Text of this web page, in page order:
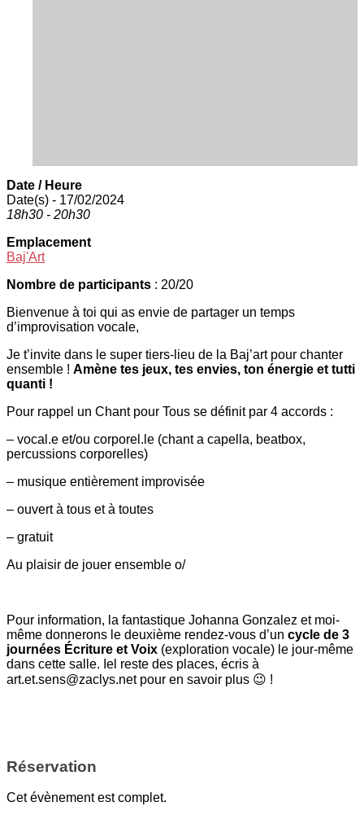
Date / Heure
Date(s) - 17/02/2024
18h30 - 20h30
Emplacement
Baj'Art
Nombre de participants : 20/20
Bienvenue à toi qui as envie de partager un temps
d’improvisation vocale,
Je t’invite dans le super tiers-lieu de la Baj’art pour chanter
ensemble ! Amène tes jeux, tes envies, ton énergie et tutti
quanti !
Pour rappel un Chant pour Tous se définit par 4 accords :
– vocal.e et/ou corporel.le (chant a capella, beatbox,
percussions corporelles)
– musique entièrement improvisée
– ouvert à tous et à toutes
– gratuit
Au plaisir de jouer ensemble o/
Pour information, la fantastique Johanna Gonzalez et moi-
même donnerons le deuxième rendez-vous d’un cycle de 3
journées Écriture et Voix (exploration vocale) le jour-même
dans cette salle. Iel reste des places, écris à
art.et.sens@zaclys.net pour en savoir plus 😉 !
Réservation
Cet évènement est complet.